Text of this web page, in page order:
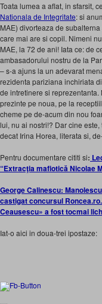
Toata lumea a aflat, in sfarsit,
Nationala de Integritate: si
MAE) divorteaza de
care mai are si copil. Nimeni
MAE, la 72 de ani! Iata ce: de
ambasadorului nostru de la
– s-a ajuns la un adevarat
rezidenta pariziana inchiriata
de intretinere si reprezentanta.
prezinte pe noua, pe la
cheme pe de-acum din nou
lui, nu ai nostri!? Dar cine
decat Irina Horea, literata si,
Pentru documentare cititi si:
“Extracţia mafiotică Nicolae
George Calinescu:
castigat concursul
Ceausescu» a fost tocmai
Iat-o aici in doua-trei ipostaze: